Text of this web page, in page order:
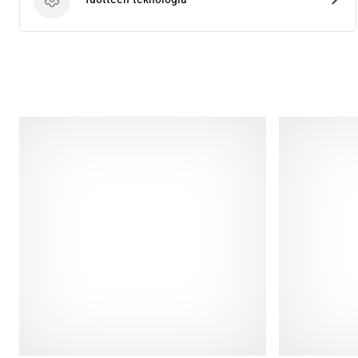
Tuotteen teknologia